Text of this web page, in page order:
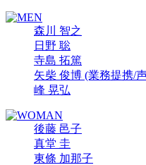
森川 智之
日野 聡
寺島 拓篤
矢柴 俊博 (業務提携/声
峰 晃弘
後藤 邑子
真堂 圭
東條 加那子